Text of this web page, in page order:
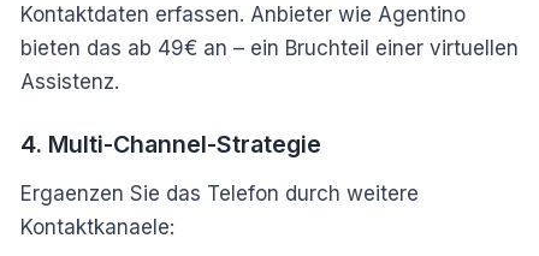
Kontaktdaten erfassen. Anbieter wie Agentino
bieten das ab 49€ an – ein Bruchteil einer virtuellen
Assistenz.
4. Multi-Channel-Strategie
Ergaenzen Sie das Telefon durch weitere
Kontaktkanaele: